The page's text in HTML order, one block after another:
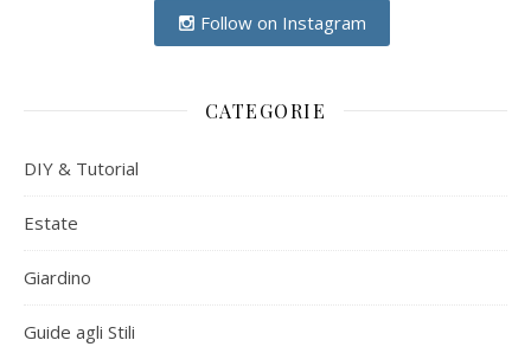
Follow on Instagram
CATEGORIE
DIY & Tutorial
Estate
Giardino
Guide agli Stili